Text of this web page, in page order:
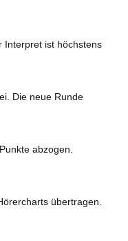
Interpret ist höchstens
Die neue Runde
abzogen.
übertragen.